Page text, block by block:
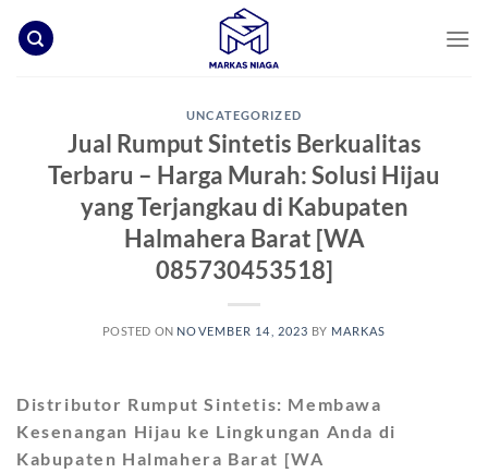
to
UNCATEGORIZED
Jual Rumput Sintetis Berkualitas
Terbaru – Harga Murah: Solusi Hijau
yang Terjangkau di Kabupaten
Halmahera Barat [WA
085730453518]
POSTED ON NOVEMBER 14, 2023 BY MARKAS
Distributor Rumput Sintetis: Membawa
Kesenangan Hijau ke Lingkungan Anda di
Kabupaten Halmahera Barat [WA